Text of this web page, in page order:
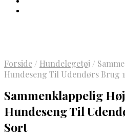
Forside / Hundelegetøj /
Hundeseng Til Udendørs Brug
Sammenklappelig
Hundeseng Til
Sort